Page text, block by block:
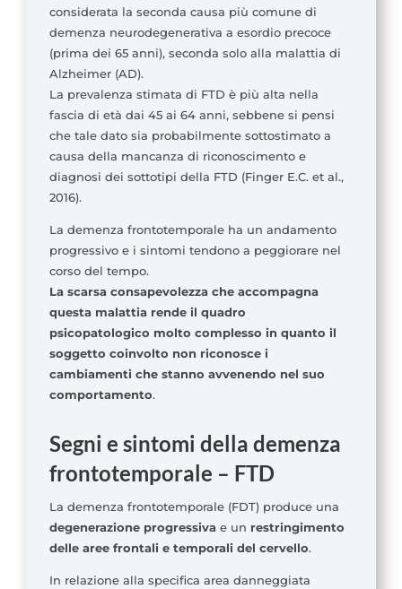
considerata la seconda causa più comune di
demenza neurodegenerativa a esordio precoce
(prima dei 65 anni), seconda solo alla malattia di
Alzheimer (AD).
La prevalenza stimata di FTD è più alta nella
fascia di età dai 45 ai 64 anni, sebbene si pensi
che tale dato sia probabilmente sottostimato a
causa della mancanza di riconoscimento e
diagnosi dei sottotipi della FTD (Finger E.C. et al.,
2016).
La demenza frontotemporale ha un andamento
progressivo e i sintomi tendono a peggiorare nel
corso del tempo.
La scarsa consapevolezza che accompagna
questa malattia rende il quadro
psicopatologico molto complesso in quanto il
soggetto coinvolto non riconosce i
cambiamenti che stanno avvenendo nel suo
comportamento.
Segni e sintomi della demenza
frontotemporale – FTD
La demenza frontotemporale (FDT) produce una
degenerazione progressiva e un restringimento
delle aree frontali e temporali del cervello.
In relazione alla specifica area danneggiata